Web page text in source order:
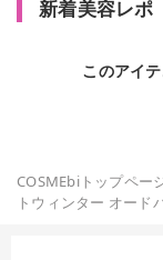
新着美容レポ
このアイ
COSMEbiトップペー
トウィンター オード